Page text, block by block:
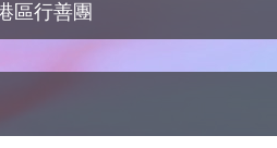
區行善團